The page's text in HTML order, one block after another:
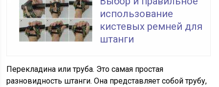
использование
кистевых ремней для
штанги
Перекладина или труба. Это самая простая
разновидность штанги. Она представляет собой трубу,